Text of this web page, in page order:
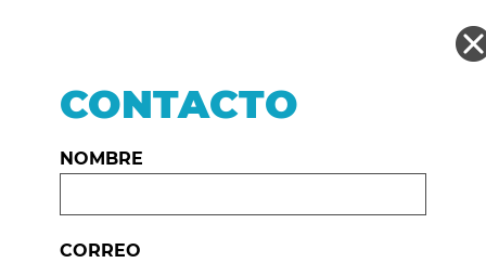
CONTACTO
NOMBRE
CORREO